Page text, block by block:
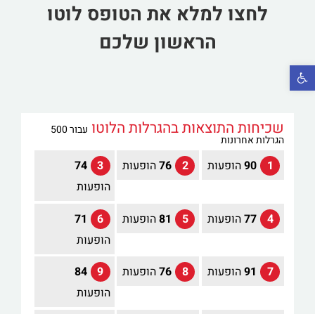
פתח סרגל נגישות
לחצו למלא את הטופס לוטו
הראשון שלכם
שכיחות התוצאות בהגרלות הלוטו עבור 500
הגרלות אחרונות
1
90הופעות 2
76הופעות 3
74
הופעות
4
77הופעות 5
81הופעות 6
71
הופעות
7
91הופעות 8
76הופעות 9
84
הופעות